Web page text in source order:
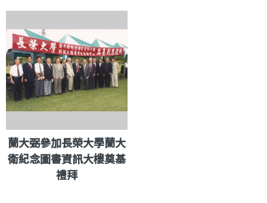
蘭大弼參加長榮大學蘭大
衛紀念圖書資訊大樓奠基
禮拜